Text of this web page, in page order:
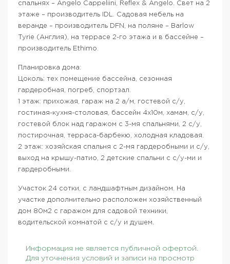
спальнях – Angelo Cappeliini, Reflex & Angelo. Свет на 2
этаже – производитель IDL. Садовая мебель на
веранде – производитель DFN, на поляне – Barlow
Tyrie (Англия), на террасе 2-го этажа и в бассейне –
производитель Ethimo.
Планировка дома:
Цоколь: тех помещение бассейна, сезонная
гардеробная, погреб, спортзал.
1 этаж: прихожая, гараж на 2 а/м, гостевой с/у,
гостиная-кухня-столовая, бассейн 4х10м, хамам, с/у,
гостевой блок над гаражом с 3-мя спальнями, 2 с/у,
постирочная, терраса-барбекю, холодная кладовая.
2 этаж: хозяйская спальня с 2-мя гардеробными и с/у,
выход на крышу-патио, 2 детские спальни с с/у-ми и
гардеробными.
Участок 24 сотки, с ландшафтным дизайном. На
участке дополнительно расположен хозяйственный
дом 80м2 с гаражом для садовой техники,
водительской комнатой с с/у и душем.
Информация не является публичной офертой.
Для уточнения условий и записи на просмотр